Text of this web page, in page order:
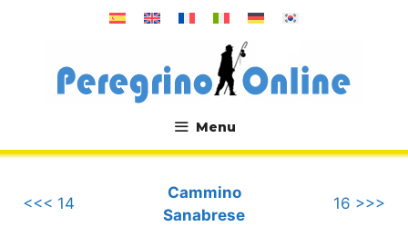
Menu
.
<<< 14
Cammino
Sanabrese
16 >>>